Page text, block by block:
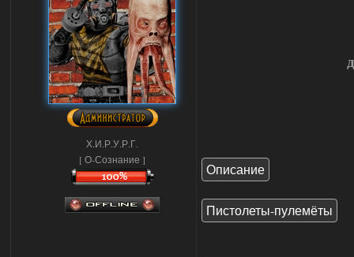
Х.И.Р.У.Р.Г.
[ О-Сознание ]
Описание
Пистолеты-пулемёты